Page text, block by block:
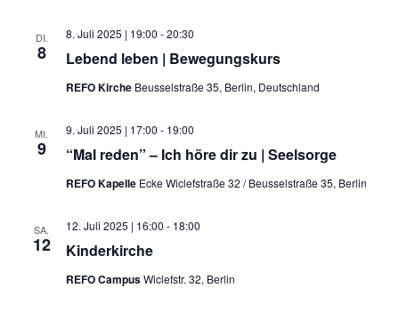
DI.
8 Lebend leben | Bewegungskurs
8. Juli 2025 | 19:00 -20:30
REFO Kirche Beusselstraße 35, Berlin, Deutschland
MI.
9 “Mal reden” – Ich höre dir zu | Seelsorge
9. Juli 2025 | 17:00 - 19:00
REFO Kapelle Ecke Wiclefstraße 32 / Beusselstraße 35, Berlin
SA.
12 Kinderkirche
12. Juli 2025 | 16:00 - 18:00
REFO CampusWiclefstr. 32, Berlin